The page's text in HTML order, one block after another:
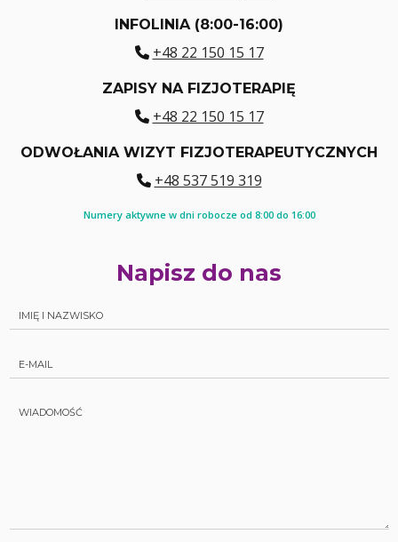
INFOLINIA (8:00-16:00)
+48 22 150 15 17
ZAPISY NA FIZJOTERAPIĘ
+48 22 150 15 17
ODWOŁANIA WIZYT FIZJOTERAPEUTYCZNYCH
+48 537 519 319
Numery aktywne w dni robocze od 8:00 do 16:00
Napisz do nas